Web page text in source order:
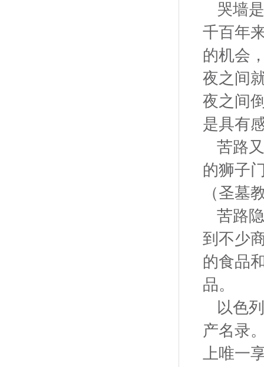
哭墙
千百年
的机会
夜之间
夜之间
是具有
苦路
的狮子
（圣墓
苦路
到不少
的食品
品。
以色
产名录
上唯一